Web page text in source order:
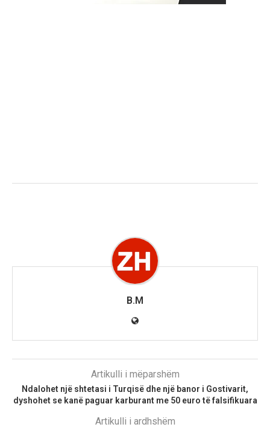
B.M
Artikulli i mëparshëm
Ndalohet një shtetasi i Turqisë dhe një banor i Gostivarit,
dyshohet se kanë paguar karburant me 50 euro të falsifikuara
Artikulli i ardhshëm